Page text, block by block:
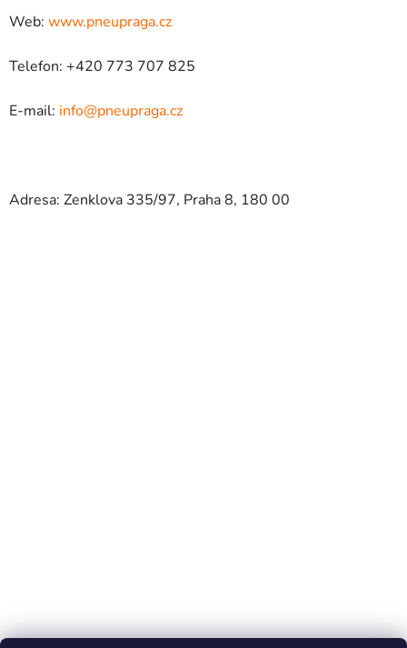
Web: www.pneupraga.cz
Telefon: +420 773 707 825
E-mail: info@pneupraga.cz
Adresa: Zenklova 335/97, Praha 8, 180 00